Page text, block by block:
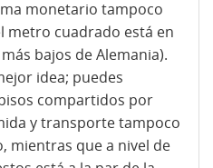
monetario tampoco
metro cuadrado está en
bajos de Alemania).
idea; puedes
compartidos por
y transporte tampoco
mientras que a nivel de